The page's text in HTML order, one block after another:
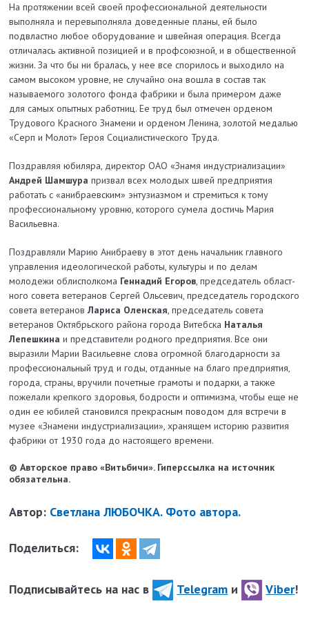
На протяжении всей своей профессиональной деятельности
выполняла и перевыполняла доведенные планы, ей было
подвластно любое оборудование и швейная операция. Всегда
отличалась активной позицией и в профсоюзной, и в общественной
жизни. За что бы ни бралась, у нее все спорилось и выходило на
самом высоком уровне, не случайно она вошла в состав так
называемого золотого фонда фабрики и была примером даже
для самых опытных работниц. Ее труд был отмечен орденом
Трудового Красного Знамени и орденом Ленина, золотой медалью
«Серп и Молот» Героя Социалистического Труда.
Поздравляя юбиляра, директор ОАО «Знамя индустриализации»
Андрей Шамшура призвал всех молодых швей предприятия
работать с «анибраев­ским» энтузиазмом и стремиться к тому
профессиональному уровню, которого сумела достичь Мария
Васильевна.
Поздравляли Марию Анибраеву в этот день начальник главного
управления идеологической работы, культуры и по делам
молодежи облисполкома Геннадий Егоров, председатель област­
ного совета ветеранов Сергей Ольсевич, председатель городского
совета ветерановЛариса Оленская, председатель совета
ветеранов Октябрьского района города Витебска Наталья
Лепешкина и представители родного предприятия. Все они
выразили Марии Васильевне слова огромной благодарности за
профессиональный труд и годы, отданные на благо предприятия,
города, страны, вручили почетные грамоты и подарки, а также
пожелали крепкого здоровья, бодрости и оптимизма, чтобы еще не
один ее юбилей становился прекрасным поводом для встречи в
музее «Знамени индустриализации», хранящем историю развития
фабрики от 1930 года до настоящего времени.
© Авторское право «Витьбичи». Гиперссылка на источник
обязательна.
Автор: Светлана ЛЮБОЧКА. Фото автора.
Поделиться:
Подписывайтесь на нас в Telegram и Viber!